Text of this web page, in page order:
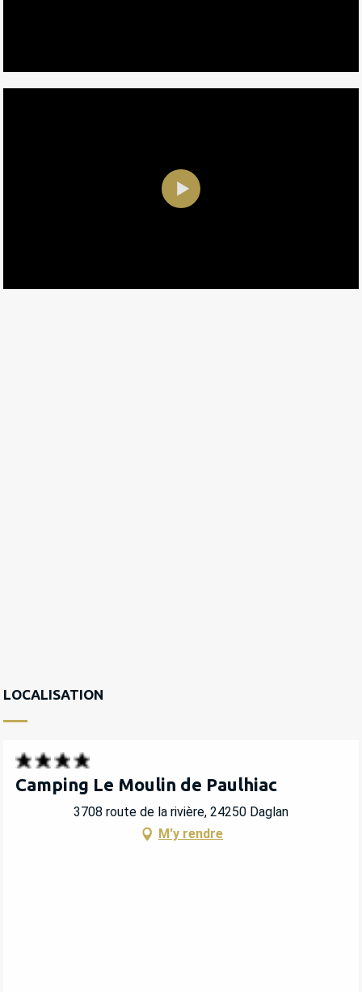
LOCALISATION
Camping Le Moulin de Paulhiac
3708 route de la rivière, 24250 Daglan
M'y rendre